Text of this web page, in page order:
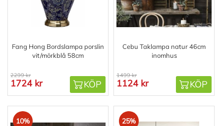
Fang Hong Bordslampa porslin
vit/mörkblå 58cm
2299 kr
1724 kr KÖP
Cebu Taklampa natur 46cm
inomhus
1499 kr
1124 kr KÖP
10% 25%